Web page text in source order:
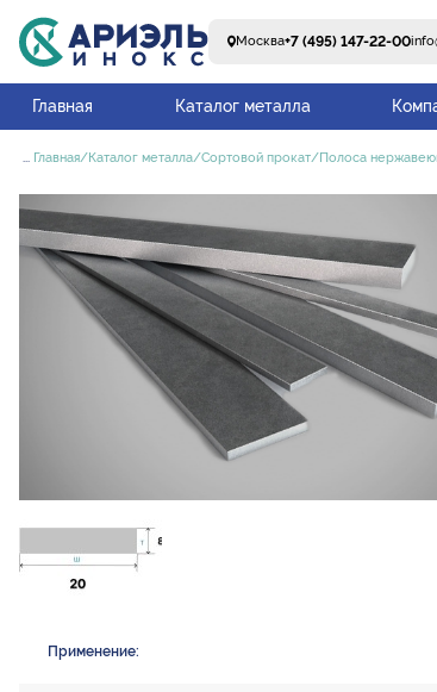
Москва+7 (495) 147-22-00
Главная Каталог металла
... Главная Каталог металла Сортовой прокат Полоса
Применение: